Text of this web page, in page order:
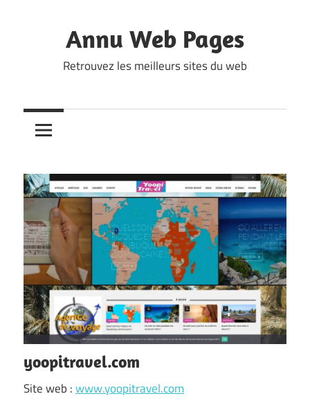
Annu Web Pages
Retrouvez les meilleurs sites du web
yoopitravel.com
Site web :www.yoopitravel.com